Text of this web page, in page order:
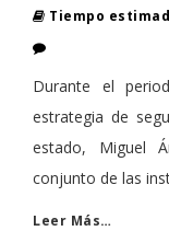
Tiempo
Durante el
estrategia de
estado, Miguel
conjunto de las
Leer Más…